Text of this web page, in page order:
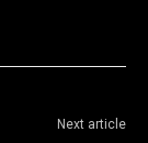
Next article